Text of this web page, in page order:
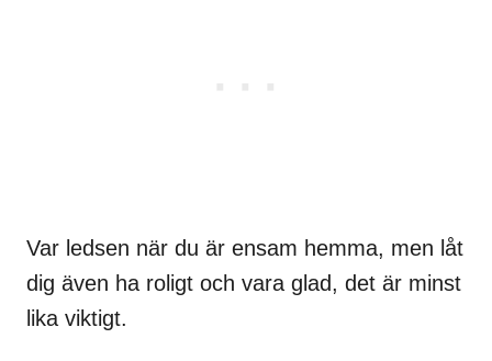
Var ledsen när du är ensam hemma, men låt
dig även ha roligt och vara glad, det är minst
lika viktigt.